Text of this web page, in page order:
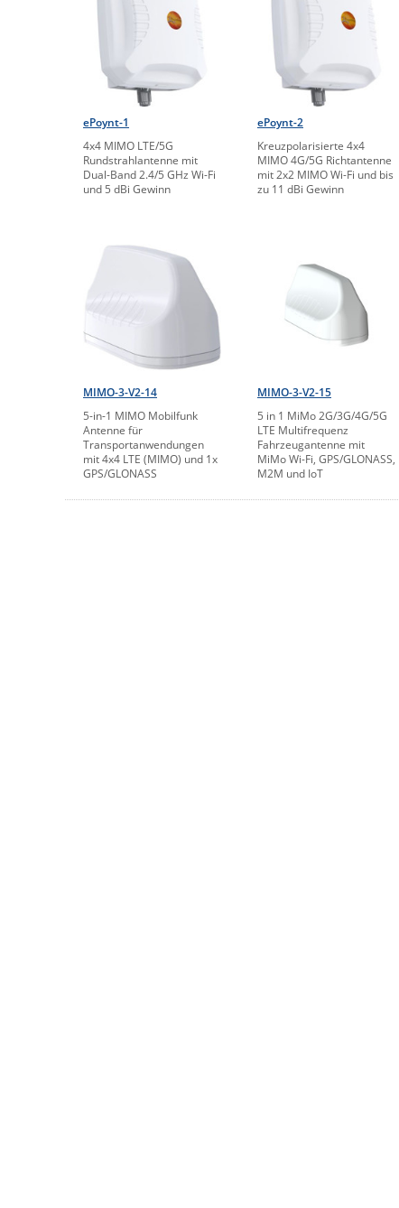
ePoynt-1
4x4 MIMO LTE/5G
Rundstrahlantenne mit
Dual-Band 2.4/5 GHz Wi-Fi
und 5 dBi Gewinn
ePoynt-2
Kreuzpolarisierte 4x4
MIMO 4G/5G Richtantenne
mit 2x2 MIMO Wi-Fi und bis
zu 11 dBi Gewinn
MIMO-3-V2-14
5-in-1 MIMO Mobilfunk
Antenne für
Transportanwendungen
mit 4x4 LTE (MIMO) und 1x
GPS/GLONASS
MIMO-3-V2-15
5 in 1 MiMo 2G/3G/4G/5G
LTE Multifrequenz
Fahrzeugantenne mit
MiMo Wi-Fi, GPS/GLONASS,
M2M und IoT